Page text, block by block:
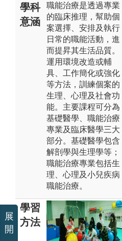
學科
意涵
職能治療是透過專業
的臨床推理，幫助個
案選擇、安排及執行
日常的職能活動，進
而提昇其生活品質。
運用環境改造或輔
具、工作簡化或強化
等方法，訓練個案的
生理、心理及社會功
能。主要課程可分為
基礎醫學、職能治療
專業及臨床醫學三大
部分。基礎醫學包含
解剖學與生理學等；
職能治療專業包括生
理、心理及小兒疾病
職能治療。
學習
方法
展
開